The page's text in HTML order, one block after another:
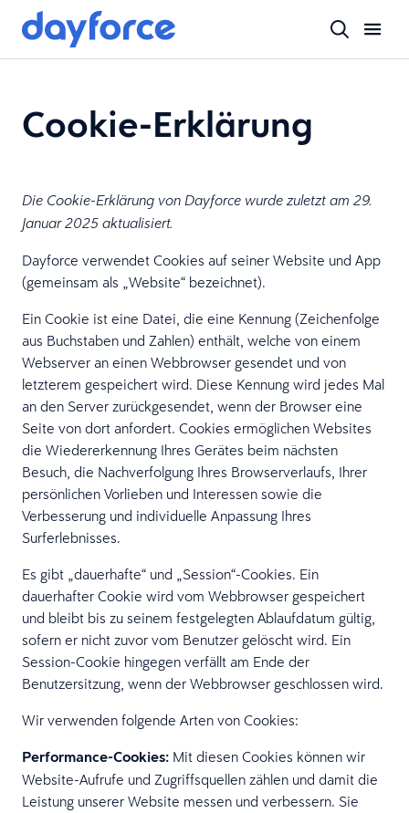
Cookie-Erklärung
Die Cookie-Erklärung von Dayforce wurde zuletzt am 29.
Januar 2025 aktualisiert.
Dayforce verwendet Cookies auf seiner Website und App
(gemeinsam als „Website“ bezeichnet).
Ein Cookie ist eine Datei, die eine Kennung (Zeichenfolge
aus Buchstaben und Zahlen) enthält, welche von einem
Webserver an einen Webbrowser gesendet und von
letzterem gespeichert wird. Diese Kennung wird jedes Mal
an den Server zurückgesendet, wenn der Browser eine
Seite von dort anfordert. Cookies ermöglichen Websites
die Wiedererkennung Ihres Gerätes beim nächsten
Besuch, die Nachverfolgung Ihres Browserverlaufs, Ihrer
persönlichen Vorlieben und Interessen sowie die
Verbesserung und individuelle Anpassung Ihres
Surferlebnisses.
Es gibt „dauerhafte“ und „Session“-Cookies. Ein
dauerhafter Cookie wird vom Webbrowser gespeichert
und bleibt bis zu seinem festgelegten Ablaufdatum gültig,
sofern er nicht zuvor vom Benutzer gelöscht wird. Ein
Session-Cookie hingegen verfällt am Ende der
Benutzersitzung, wenn der Webbrowser geschlossen wird.
Wir verwenden folgende Arten von Cookies:
Performance-Cookies: Mit diesen Cookies können wir
Website-Aufrufe und Zugriffsquellen zählen und damit die
Leistung unserer Website messen und verbessern. Sie